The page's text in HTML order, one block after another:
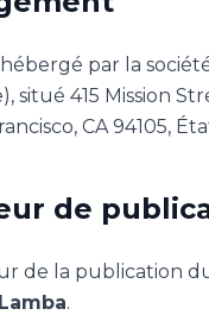
par la
situé 415 Mission
CA 94105,
de
de la publication
.